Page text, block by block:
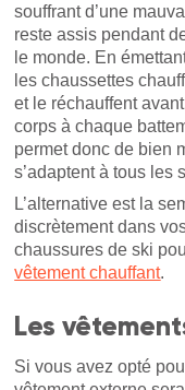
souffrant d’une
reste assis pendant
le monde. En
les chaussettes
et le réchauffent
corps à chaque
permet donc de bien
s’adaptent à tous les
L’alternative est la
discrètement dans
chaussures de ski
vêtement chauffant.
Les
Si vous avez opté